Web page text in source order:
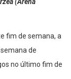
(Arena
fim de semana, a
de
no último fim de